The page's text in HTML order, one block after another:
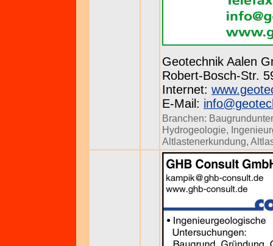
Geotechnik Aalen
Robert-Bosch-Str.
Internet:
E-Mail:
Branchen:
Hydrogeologie,
Altlastenerkundung,